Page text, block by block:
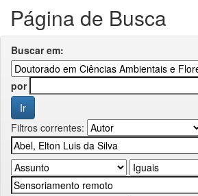
Página de Busca
Buscar em:
por
Filtros correntes: